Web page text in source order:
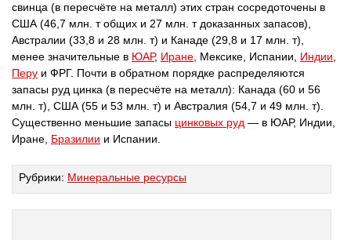
свинца (в пересчёте на металл) этих стран сосредоточены в
США (46,7 млн. т общих и 27 млн. т доказанных запасов),
Австралии (33,8 и 28 млн. т) и Канаде (29,8 и 17 млн. т),
менее значительные в ЮАР, Иране , Мексике, Испании, Индии
Перу и ФРГ. Почти в обратном порядке распределяются
запасы руд цинка (в пересчёте на металл): Канада (60 и 56
млн. т), США (55 и 53 млн. т) и Австралия (54,7 и 49 млн. т).
Существенно меньшие запасы цинковых руд — в ЮАР, Индии,
Иране, Бразилии и Испании.
Рубрики: Минеральные ресурсы